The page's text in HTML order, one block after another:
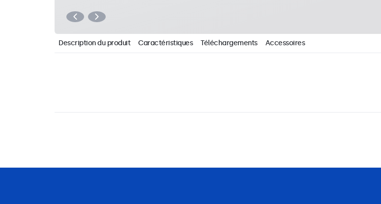
Description du produit Caractéristiques Téléchargements Accessoires